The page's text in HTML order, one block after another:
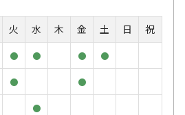
火 水 木 金 土 日
祝
● ● ● ●
● ●
●